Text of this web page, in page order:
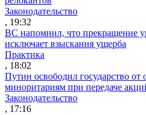
Законодательство
, 19:32
ВС напомнил, что прекращение
исключает взыскания ущерба
Практика
, 18:02
Путин освободил государство от
миноритариям при передаче
Законодательство
, 17:16